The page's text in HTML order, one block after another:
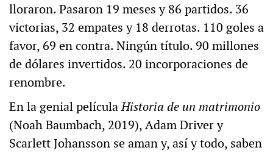
lloraron. Pasaron 19 meses y 86 partidos. 36
victorias, 32 empates y 18 derrotas. 110 goles a
favor, 69 en contra. Ningún título. 90 millones
de dólares invertidos. 20 incorporaciones de
renombre.
En la genial películaHistoria de un matrimonio
(Noah Baumbach, 2019), Adam Driver y
Scarlett Johansson se aman y, así y todo, saben